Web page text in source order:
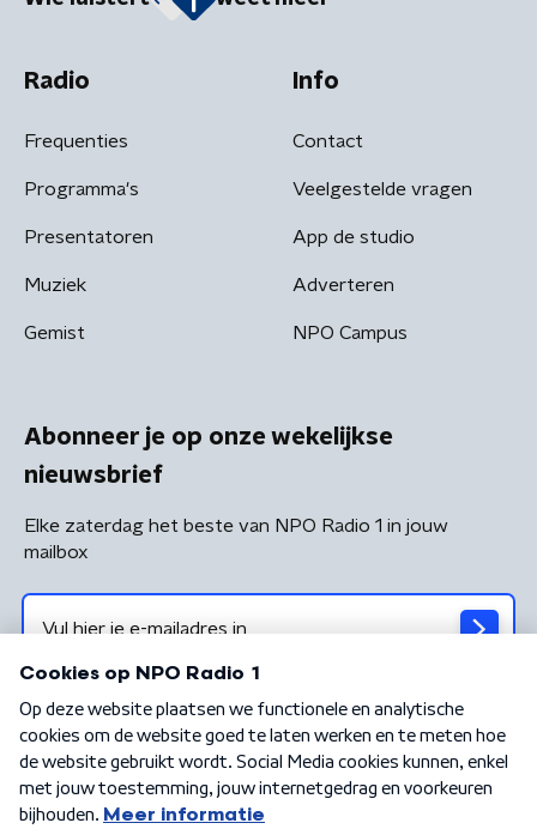
Radio
Frequenties
Programma's
Presentatoren
Muziek
Gemist
Info
Contact
Veelgestelde vragen
App de studio
Adverteren
NPO Campus
Abonneer je op onze wekelijkse
nieuwsbrief
Elke zaterdag het beste van NPO Radio 1 in jouw
mailbox
Algemene voorwaarden Privacybeleid